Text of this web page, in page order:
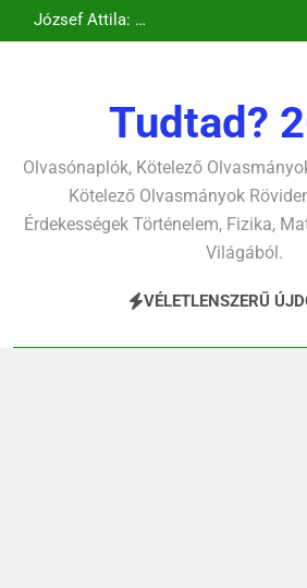
Ugrás
a
verselemzés
tavon
Mihály: A fársáng
József Attila: A
gyerekszemű élet-
Tudtad?
Olvasónaplók, Kötelező
Kötelező Olvasmányok
Érdekességek Történelem, Fizika,
Világából.
VÉLETLENSZERŰ